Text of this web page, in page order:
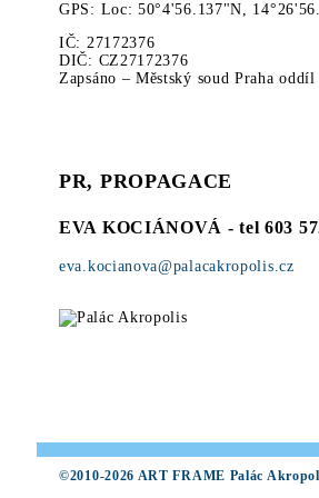
GPS: Loc: 50°4'56.137"N,
IČ: 27172376
DIČ: CZ27172376
Zapsáno – Městský soud Praha
PR, PROPAGACE
EVA KOCIÁNOVÁ - tel 603
eva.kocianova@palacakropolis.cz
©2010-2026 ART FRAME Palác